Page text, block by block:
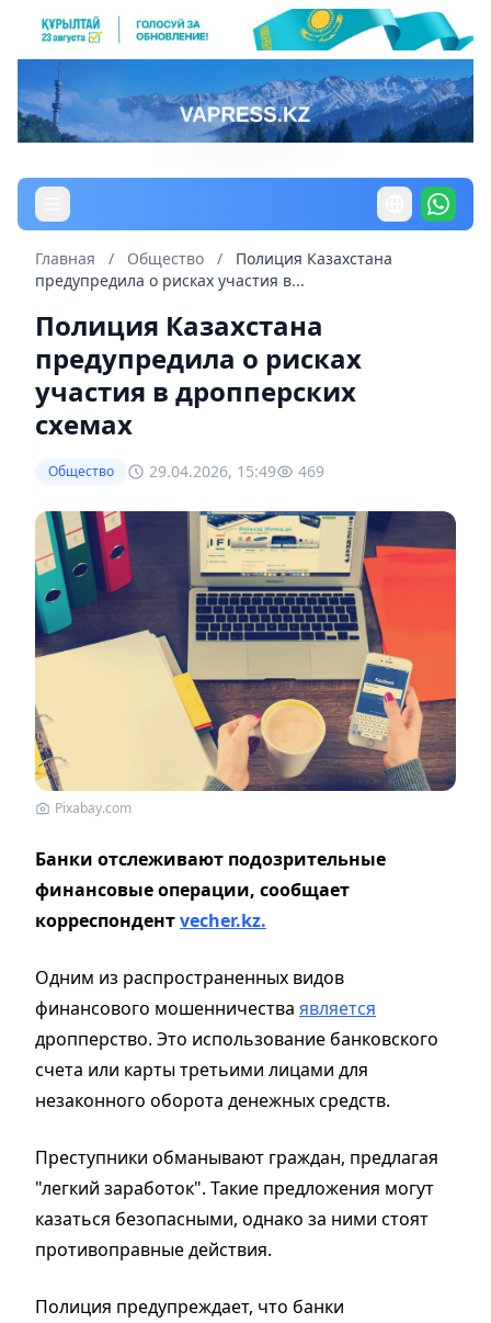
Главная / Общество /
Полиция Казахстана
предупредила о рисках участия в...
Полиция Казахстана
предупредила о рисках
участия в дропперских
схемах
Общество 29.04.2026, 15:49 469
Pixabay.com
Банки отслеживают подозрительные
финансовые операции, сообщает
корреспондентvecher.kz.
Одним из распространенных видов
финансового мошенничества является
дропперство. Это использование банковского
счета или карты третьими лицами для
незаконного оборота денежных средств.
Преступники обманывают граждан, предлагая
"легкий заработок". Такие предложения могут
казаться безопасными, однако за ними стоят
противоправные действия.
Полиция предупреждает, что банки